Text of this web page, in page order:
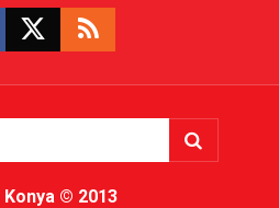
© 2013